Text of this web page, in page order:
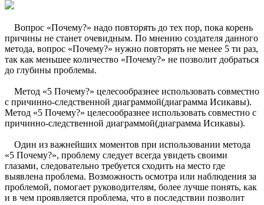
Вопрос «Почему?» надо повторять до тех пор, пока корень
причины не станет очевидным. По мнению создателя данного
метода, вопрос «Почему?» нужно повторять не менее 5 ти раз,
так как меньшее количество «Почему?» не позволит добраться
до глубины проблемы.
Метод «5 Почему?» целесообразнее использовать совместно
с причинно-следственной диаграммой(диаграмма Исикавы).
Метод «5 Почему?» целесообразнее использовать совместно с
причинно-следственной диаграммой(диаграмма Исикавы).
Один из важнейших моментов при использовании метода
«5 Почему?», проблему следует всегда увидеть своими
глазами, следовательно требуется сходить на место где
выявлена проблема. Возможность осмотра или наблюдения за
проблемой, помогает руководителям, более лучше понять, как
и в чем проявляется проблема, что в последствии позволит